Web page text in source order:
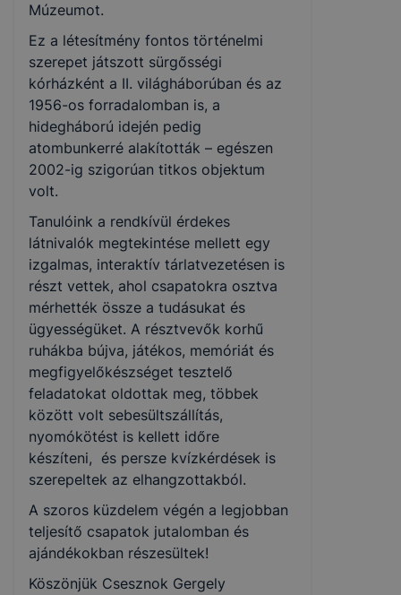
Múzeumot.
Ez a létesítmény fontos történelmi
szerepet játszott sürgősségi
kórházként a II. világháborúban és az
1956-os forradalomban is, a
hidegháború idején pedig
atombunkerré alakították – egészen
2002-ig szigorúan titkos objektum
volt.
Tanulóink a rendkívül érdekes
látnivalók megtekintése mellett egy
izgalmas, interaktív tárlatvezetésen is
részt vettek, ahol csapatokra osztva
mérhették össze a tudásukat és
ügyességüket. A résztvevők korhű
ruhákba bújva, játékos, memóriát és
megfigyelőkészséget tesztelő
feladatokat oldottak meg, többek
között volt sebesültszállítás,
nyomókötést is kellett időre
készíteni, és persze kvízkérdések is
szerepeltek az elhangzottakból.
A szoros küzdelem végén a legjobban
teljesítő csapatok jutalomban és
ajándékokban részesültek!
Köszönjük Csesznok Gergely